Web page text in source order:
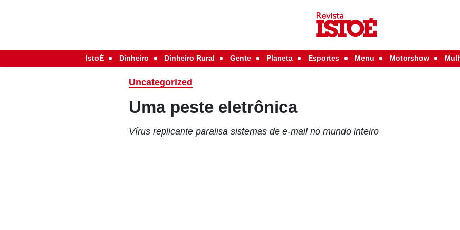
IstoÉ Dinheiro Dinheiro Rural Gente Planeta Esportes Menu Motorshow
Uncategorized
Uma peste eletrônica
Vírus replicante paralisa sistemas de e-mail no mundo inteiro